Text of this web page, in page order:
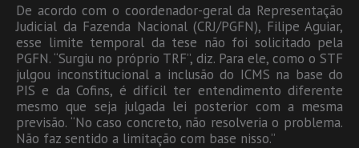
De acordo com o coordenador-geral da Representação
Judicial da Fazenda Nacional (CRJ/PGFN), Filipe Aguiar,
esse limite temporal da tese não foi solicitado pela
PGFN. “Surgiu no próprio TRF”, diz. Para ele, como o STF
julgou inconstitucional a inclusão do ICMS na base do
PIS e da Cofins, é difícil ter entendimento diferente
mesmo que seja julgada lei posterior com a mesma
previsão. “No caso concreto, não resolveria o problema.
Não faz sentido a limitação com base nisso.”